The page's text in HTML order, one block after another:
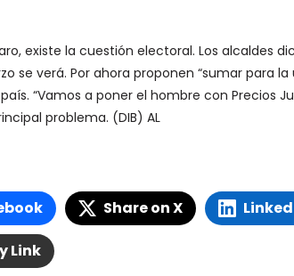
existe la cuestión electoral. Los alcaldes
se verá. Por ahora proponen “sumar para
“Vamos a poner el hombre con Precios
problema. (DIB) AL
Share on X
Link